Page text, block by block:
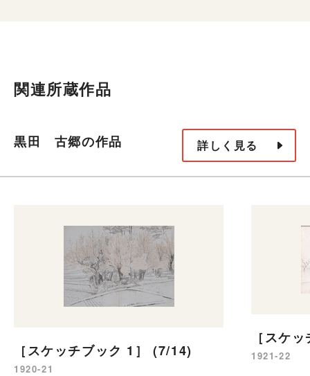
関連所蔵作品
黒田 古郷の作品 詳しく見る
［スケッチブック 1］ (7/14)
1920-21
［スケ
1921-22